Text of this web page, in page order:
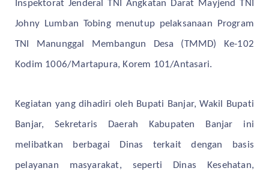
Inspektorat Jenderal TNI Angkatan Darat Mayjend TNI
Johny Lumban Tobing menutup pelaksanaan Program
TNI Manunggal Membangun Desa (TMMD) Ke-102
Kodim 1006/Martapura, Korem 101/Antasari.
Kegiatan yang dihadiri oleh Bupati Banjar, Wakil Bupati
Banjar, Sekretaris Daerah Kabupaten Banjar ini
melibatkan berbagai Dinas terkait dengan basis
pelayanan masyarakat, seperti Dinas Kesehatan,